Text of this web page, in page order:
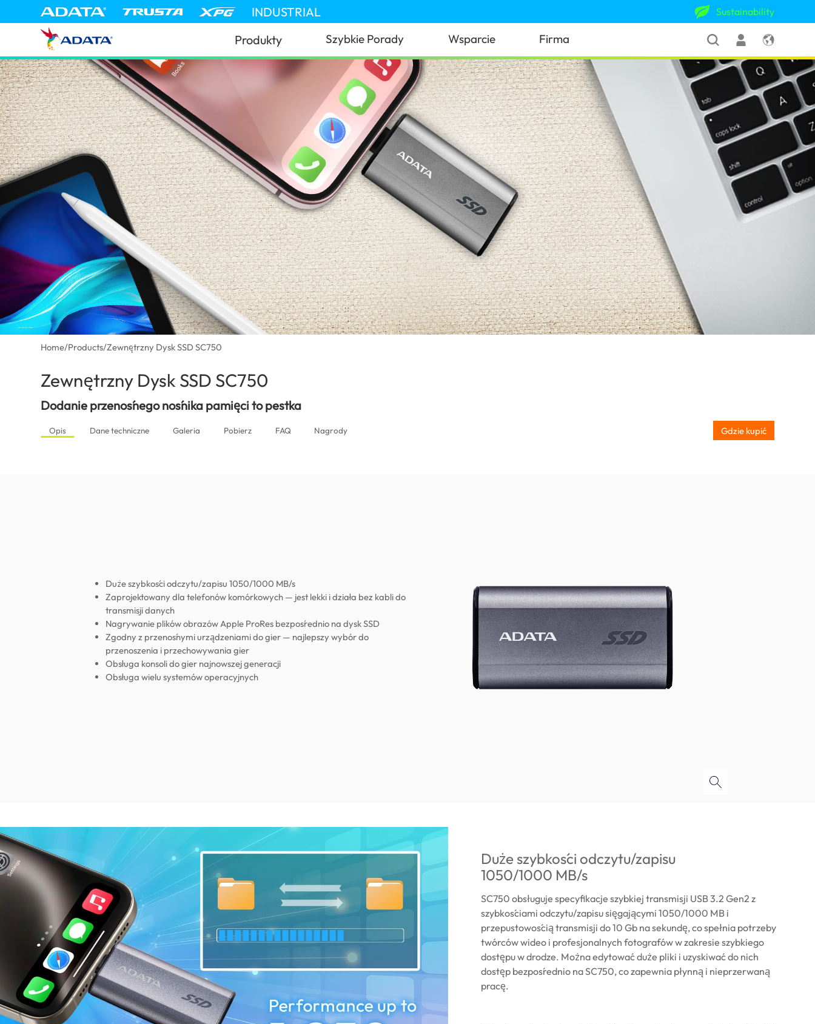
INDUSTRIAL Sustainability
Produkty Szybkie Porady Wsparcie Firma
Home/Products/Zewnętrzny Dysk SSD SC750
Zewnętrzny Dysk SSD SC750
Dodanie przenośnego nośnika pamięci to pestka
Opis Dane techniczne Galeria Pobierz FAQ Nagrody Gdzie kupić
Duże szybkości odczytu/zapisu 1050/1000 MB/s
Zaprojektowany dla telefonów komórkowych — jest lekki i działa bez kabli do
transmisji danych
Nagrywanie plików obrazów Apple ProRes bezpośrednio na dysk SSD
Zgodny z przenośnymi urządzeniami do gier — najlepszy wybór do
przenoszenia i przechowywania gier
Obsługa konsoli do gier najnowszej generacji
Obsługa wielu systemów operacyjnych
Duże szybkości odczytu/zapisu
1050/1000 MB/s
SC750 obsługuje specyfikacje szybkiej transmisji USB 3.2 Gen2 z
szybkościami odczytu/zapisu sięgającymi 1050/1000 MB i
przepustowością transmisji do 10 Gb na sekundę, co spełnia potrzeby
twórców wideo i profesjonalnych fotografów w zakresie szybkiego
dostępu w drodze. Można edytować duże pliki i uzyskiwać do nich
dostęp bezpośrednio na SC750, co zapewnia płynną i nieprzerwaną
pracę.